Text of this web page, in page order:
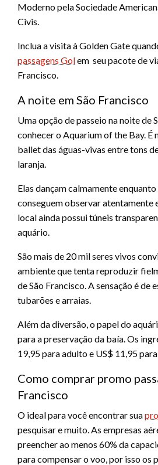
Moderno pela Sociedade
Civis.
Inclua a visita à Golden Gate
passagens Golem seu pacote de
Francisco.
A noite em São Francisco
Uma opção de passeio na noite de
conhecer o Aquarium of the Bay.
ballet das águas-vivas entre tons
laranja.
Elas dançam calmamente
conseguem observar atentamente
local ainda possui túneis
aquário.
São mais de 20 mil seres vivos
ambiente que tenta reproduzir
de São Francisco. A sensação é de
tubarões e arraias.
Além da diversão, o papel do
para a preservação da baía. Os
19,95 para adulto e US$ 11,95 para
Como comprar promo
Francisco
O ideal para você encontrar sua
pesquisar e muito. As empresas
preencher ao menos 60% da
para compensar o voo, por isso os